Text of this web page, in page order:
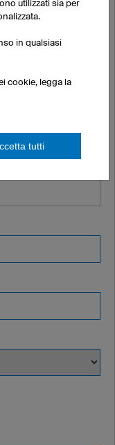
utilizzati sia per
in qualsiasi
cookie, legga la
tutti